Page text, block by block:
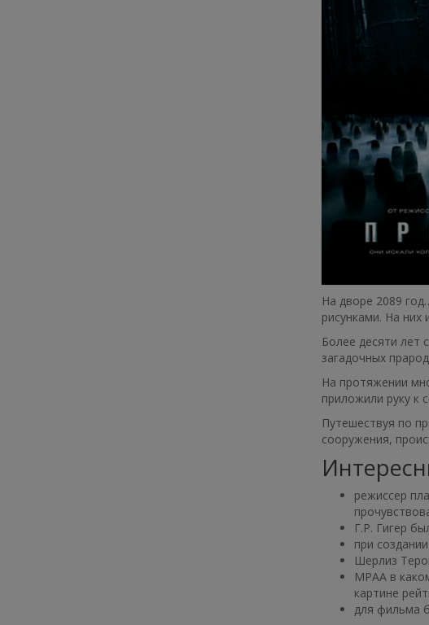
На дворе 2089
рисунками. На
Более десяти лет
загадочных
На протяжении
приложили руку к
Путешествуя по
сооружения,
режиссер
Г.Р. Гигер
при
Шерлиз
МРАА в
картине
для фильма